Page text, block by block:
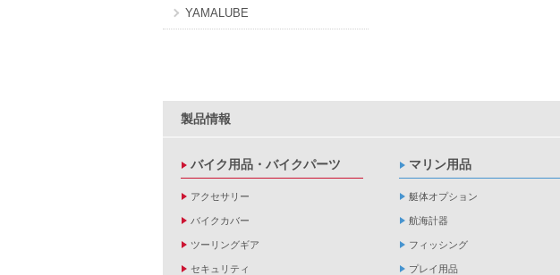
YAMALUBE
製品情報
バイク用品・バイクパーツ
アクセサリー
バイクカバー
ツーリングギア
セキュリティ
マリン用品
艇体オプション
航海計器
フィッシング
プレイ用品